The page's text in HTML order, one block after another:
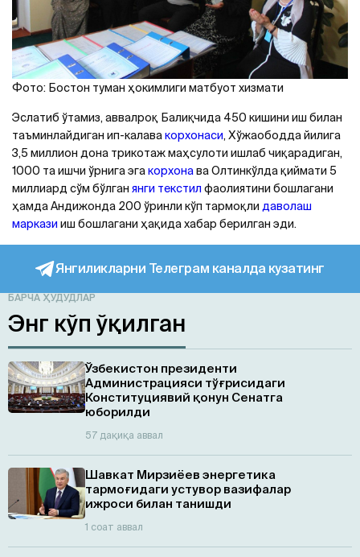
Фото: Бостон туман ҳокимлиги матбуот хизмати
Эслатиб ўтамиз, аввалроқ Балиқчида 450 кишини иш билан
таъминлайдиган ип-калавакорхонаси, Хўжаободда йилига
3,5 миллион дона трикотаж маҳсулоти ишлаб чиқарадиган,
1000 та ишчи ўрнига эгакорхонава Олтинкўлда қиймати 5
миллиард сўм бўлган янги текстил фаолиятини бошлагани
ҳамда Aндижонда 200 ўринли кўп тармоқли даволаш
маркази иш бошлагани ҳақида хабар берилган эди.
Янгиликларни Телеграм каналда кузатинг
БАРЧА ҲУДУДЛАР
Энг кўп ўқилган
Ўзбекистон президенти
Администрацияси тўғрисидаги
Конституциявий қонун Сенатга
юборилди
57 дақиқа аввал
Шавкат Мирзиёев энергетика
тармоғидаги устувор вазифалар
ижроси билан танишди
1 соат аввал